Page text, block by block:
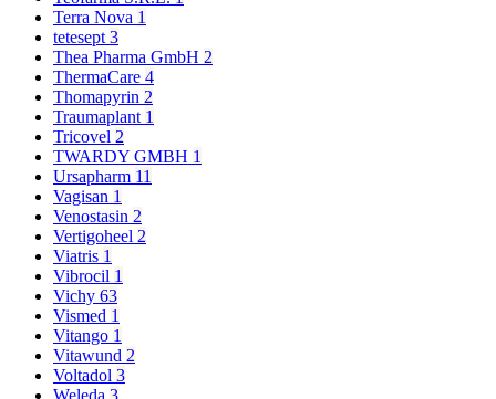
Terra Nova 1
tetesept 3
Thea Pharma GmbH 2
ThermaCare 4
Thomapyrin 2
Traumaplant 1
Tricovel 2
TWARDY GMBH 1
Ursapharm 11
Vagisan 1
Venostasin 2
Vertigoheel 2
Viatris 1
Vibrocil 1
Vichy 63
Vismed 1
Vitango 1
Vitawund 2
Voltadol 3